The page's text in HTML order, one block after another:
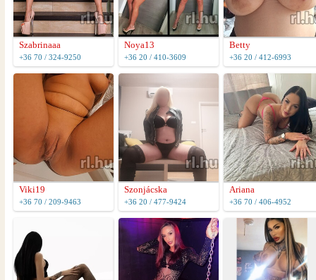
Szabrinaaa
+36 70 / 324-9250
Noya13
+36 20 / 410-3609
Betty
+36 20 / 412-6993
Viki19
+36 70 / 209-9463
Szonjácska
+36 20 / 477-9424
Ariana
+36 70 / 406-4952